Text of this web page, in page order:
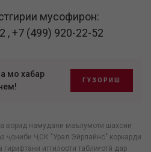
мусофирон:
,+7 (499) 920-22-52
мо хабар
ГУЗОРИШ
ворид намудани маълумоти шахсии
ҷониби ҶСК "Урал Эйрлайнс" коркарди
иттилооти таблиғотӣ дар